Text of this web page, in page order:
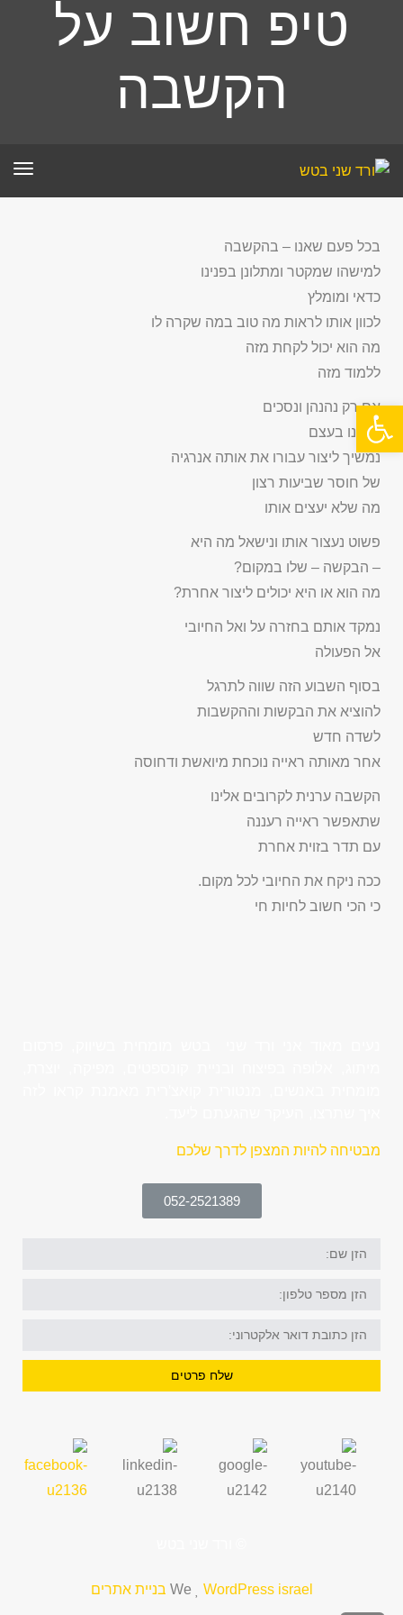
פתח סרגל נגישות
טיפ חשוב על
הקשבה
בכל פעם שאנו – בהקשבה
למישהו שמקטר ומתלונן בפנינו
כדאי ומומלץ
לכוון אותו לראות מה טוב במה שקרה לו
מה הוא יכול לקחת מזה
ללמוד מזה
אם רק נהנהן ונסכים
אנחנו בעצם
נמשיך ליצור עבורו את אותה אנרגיה
של חוסר שביעות רצון
מה שלא יעצים אותו
פשוט נעצור אותו ונישאל מה היא
– הבקשה – שלו במקום?
מה הוא או היא יכולים ליצור אחרת?
נמקד אותם בחזרה על ואל החיובי
אל הפעולה
בסוף השבוע הזה שווה לתרגל
להוציא את הבקשות וההקשבות
לשדה חדש
אחר מאותה ראייה נוכחת מיואשת ודחוסה
הקשבה ערנית לקרובים אלינו
שתאפשר ראייה רעננה
עם תדר בזוית אחרת
ככה ניקח את החיובי לכל מקום.
כי הכי חשוב לחיות חי
מבטיחה להיות המצפן לדרך שלכם
052-2521389
שם:
מספר
דוא"ל:
שלח פרטים
We WordPress israel בניית אתרים